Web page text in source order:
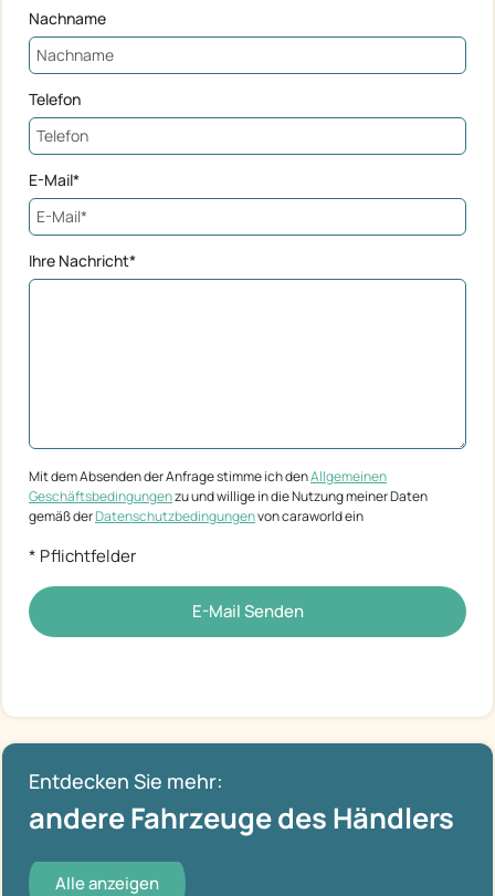
Nachname
Telefon
E-Mail*
Ihre Nachricht*
Mit dem Absenden der Anfrage stimme ich denAllgemeinen
Geschäftsbedingungenzu und willige in die Nutzung meiner Daten
gemäß derDatenschutzbedingungenvon caraworld ein
* Pflichtfelder
E-Mail Senden
Entdecken Sie mehr:
andere Fahrzeuge des Händlers
Alle anzeigen